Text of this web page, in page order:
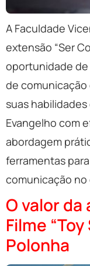
A Faculdade
extensão “Ser
oportunidade
de comunicação
suas
Evangelho com
abordagem
ferramentas
comunicação
O valor da
Filme
Polonha